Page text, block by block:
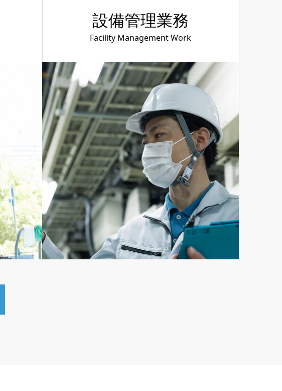
設備管理業務
Facility Management Work